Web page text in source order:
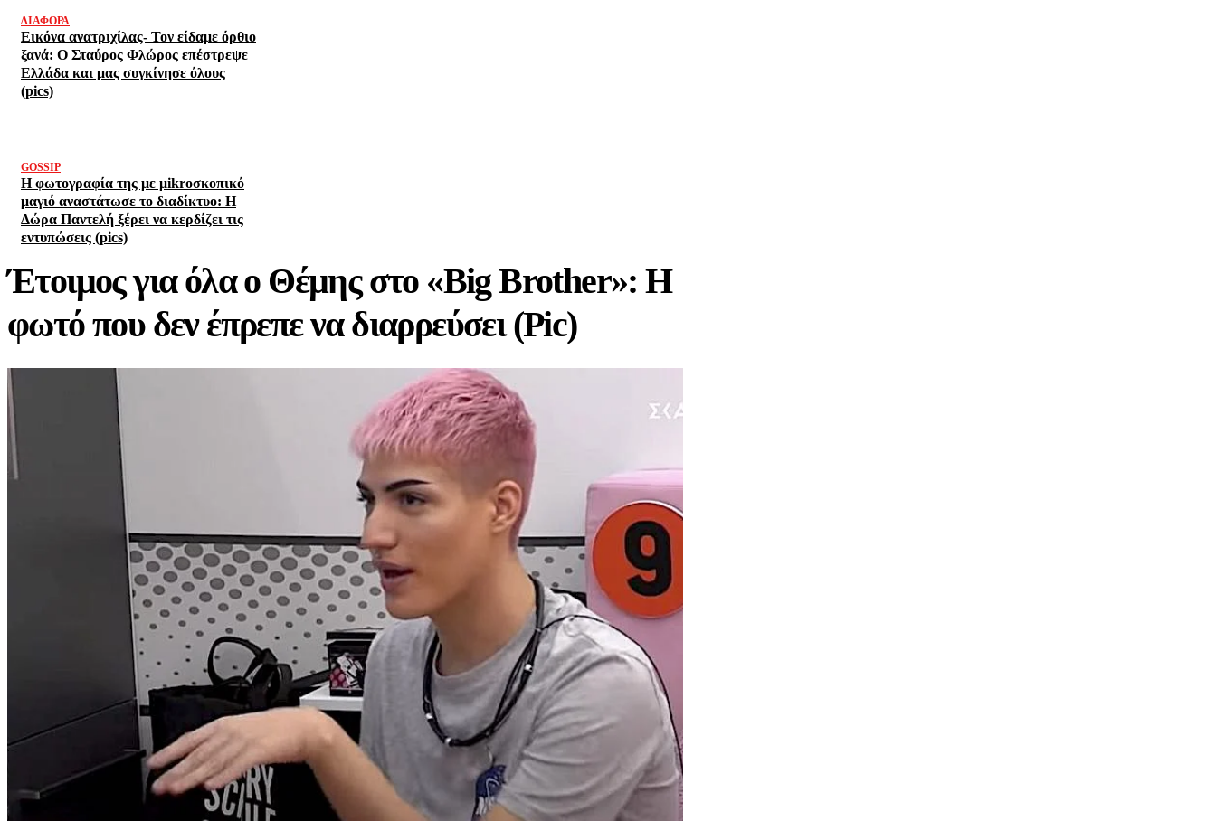
ΔΙΆΦΟΡΑ
Εικόνα ανατριχίλας- Τον είδαμε όρθιο
ξανά: Ο Σταύρος Φλώρος επέστρεψε
Ελλάδα και μας συγκίνησε όλους
(pics)
GOSSIP
Η φωτογραφία της με μikroσκοπικό
μαγιό αναστάτωσε το διαδίκτυο: Η
Δώρα Παντελή ξέρει να κερδίζει τις
εντυπώσεις (pics)
Έτοιμος για όλα ο Θέμης στο «Big Brother»: H
φωτό που δεν έπρεπε να διαρρεύσει (Pic)